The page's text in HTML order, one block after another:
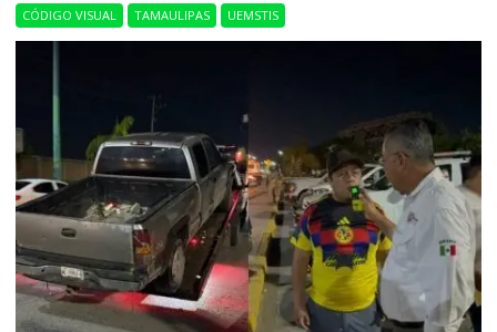
CÓDIGO VISUAL TAMAULIPAS UEMSTIS